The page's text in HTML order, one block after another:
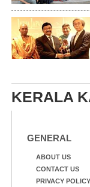
KERALA
GENERAL
ABOUT US
CONTACT US
PRIVACY POLICY